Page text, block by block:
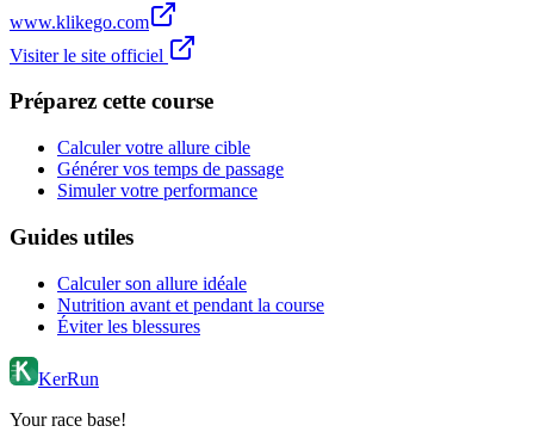
www.klikego.com
Visiter le site officiel
Préparez cette course
Calculer votre allure cible
Générer vos temps de passage
Simuler votre performance
Guides utiles
Calculer son allure idéale
Nutrition avant et pendant la course
Éviter les blessures
KerRun
Your race base!